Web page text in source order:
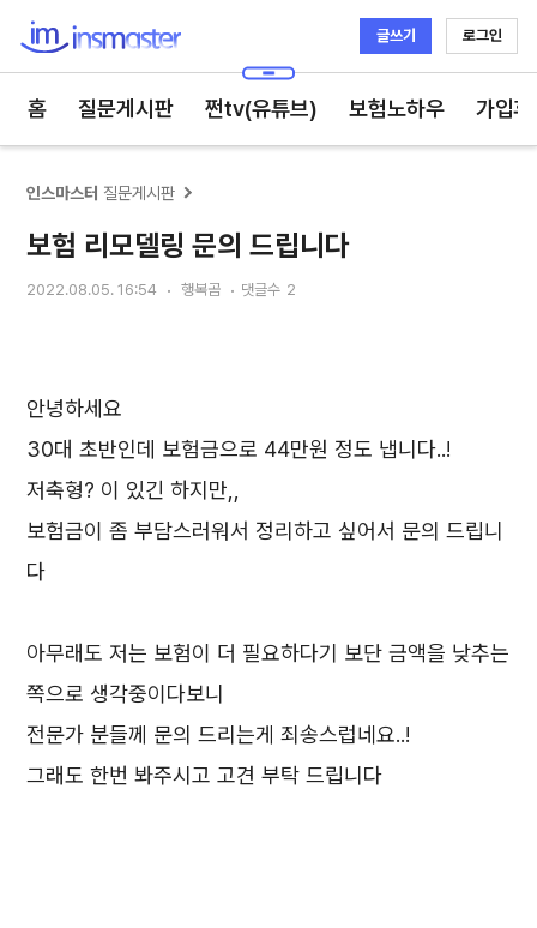
글쓰기 로그인
홈 질문게시판 쩐tv(유튜브) 보험노하우 가입
인스마스터 질문게시판
보험 리모델링 문의 드립니다
2022.08.05. 16:54 행복곰 댓글수 2
안녕하세요
30대 초반인데 보험금으로 44만원 정도 냅니다..!
저축형? 이 있긴 하지만,,
보험금이 좀 부담스러워서 정리하고 싶어서 문의 드립니
다
아무래도 저는 보험이 더 필요하다기 보단 금액을 낮추는
쪽으로 생각중이다보니
전문가 분들께 문의 드리는게 죄송스럽네요..!
그래도 한번 봐주시고 고견 부탁 드립니다